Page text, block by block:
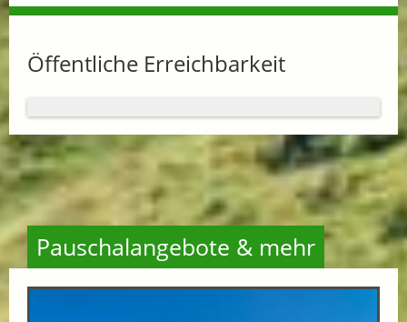
Öffentliche Erreichbarkeit
Pauschalangebote & mehr